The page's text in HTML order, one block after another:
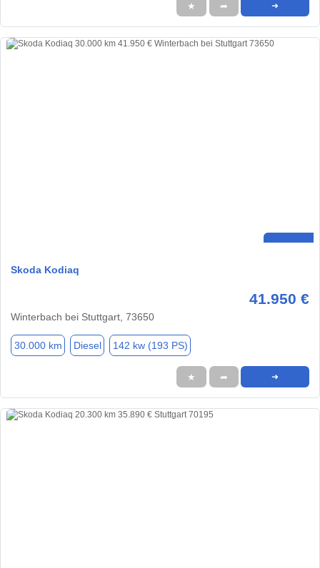
★ ➦ ➜
Skoda Kodiaq
41.950 €
Winterbach bei Stuttgart, 73650
30.000 km Diesel 142 kw (193 PS)
★ ➦ ➜